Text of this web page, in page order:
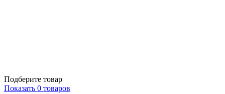
Подберите товар
Показать 0 товаров